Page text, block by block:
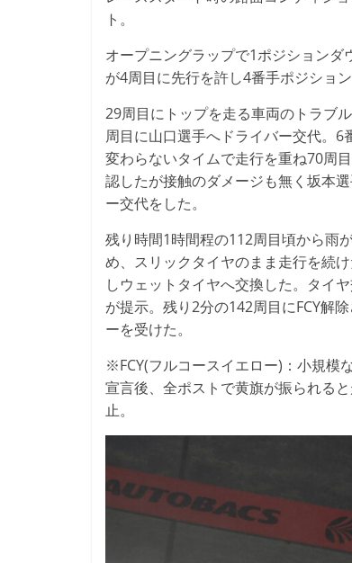
ト。
オープニングラップで1ポジション
が4周目に先行を許し4番手ポジション
29周目にトップを走る車両のトラブ
周目に山口選手へドライバー交代。
変わらないタイムで走行を重ね70周
認したが接触のダメージも無く坂本
ー交代をした。
残り時間1時間程の112周目頃から雨
め、スリックタイヤのまま走行を続
しウェットタイヤへ交換した。タイ
が提示。残り2分の142周目にFCY解
ーを受けた。
※FCY(フルコースイエロー)：小規模
宣言後、全ポストで黄旗が振られる
止。